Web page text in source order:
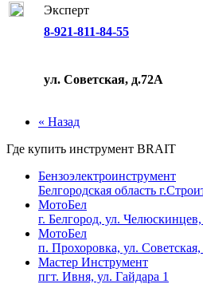
Эксперт
8-921-811-84-55
ул. Советская, д.72А
« Назад
Где купить инструмент BRAIT
Бензоэлектроинструмент
Белгородская область
МотоБел
г. Белгород, ул.
МотоБел
п. Прохоровка, ул.
Мастер Инструмент
пгт. Ивня, ул. Гайдара 1